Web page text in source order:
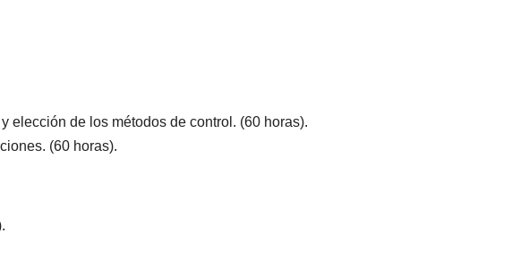
elección de los métodos de control. (60 horas).
(60 horas).